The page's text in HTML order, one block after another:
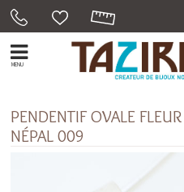
MENU
PENDENTIF OVALE
NÉPAL 009